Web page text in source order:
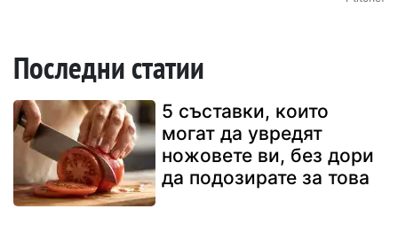
Последни статии
5 съставки, които
могат да увредят
ножовете ви, без дори
да подозирате за това